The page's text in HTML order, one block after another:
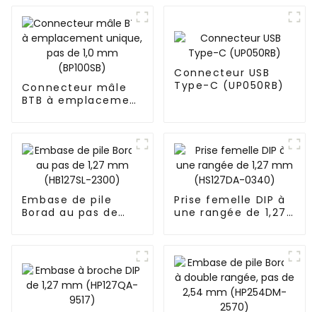
Connecteur mâle
BTB à emplacement
Connecteur USB
Type-C (UP050RB)
Embase de pile
Borad au pas de
Prise femelle DIP à
une rangée de 1,27